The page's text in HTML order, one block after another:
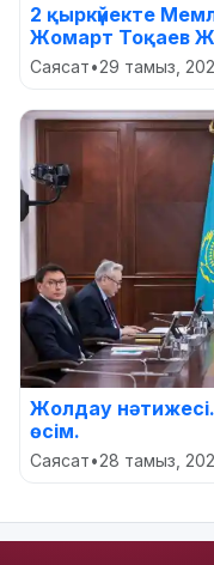
2 қыркүйекте
Жомарт Тоқаев
Саясат•29 тамыз,
Жолдау
өсім.
Саясат•28 тамыз,